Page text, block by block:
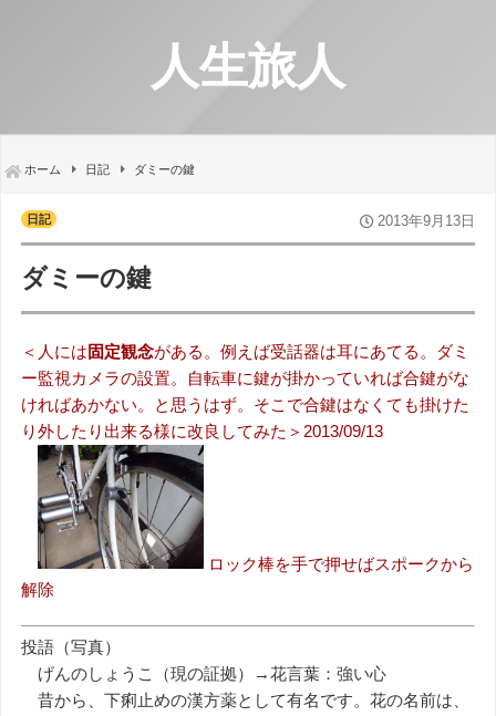
人生旅人
ホーム 日記 ダミーの鍵
日記 2013年9月13日
ダミーの鍵
＜人には固定観念がある。例えば受話器は耳にあてる。ダミ
ー監視カメラの設置。自転車に鍵が掛かっていれば合鍵がな
ければあかない。と思うはず。そこで合鍵はなくても掛けた
り外したり出来る様に改良してみた＞2013/09/13
ロック棒を手で押せばスポークから
解除
投語（写真）
げんのしょうこ（現の証拠）→花言葉：強い心
昔から、下痢止めの漢方薬として有名です。花の名前は、